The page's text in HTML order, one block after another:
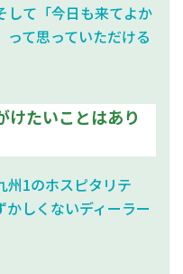
して「今日も来てよか
て思っていただける
けたいことはあり
州1のホスピタリテ
しくないディーラー